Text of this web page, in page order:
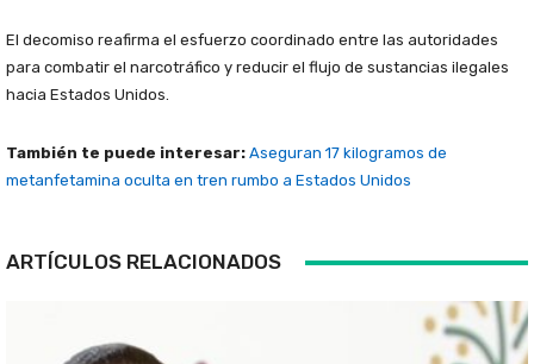
El decomiso reafirma el esfuerzo coordinado entre las autoridades
para combatir el narcotráfico y reducir el flujo de sustancias ilegales
hacia Estados Unidos.
También te puede interesar: Aseguran 17 kilogramos de
metanfetamina oculta en tren rumbo a Estados Unidos
ARTÍCULOS RELACIONADOS